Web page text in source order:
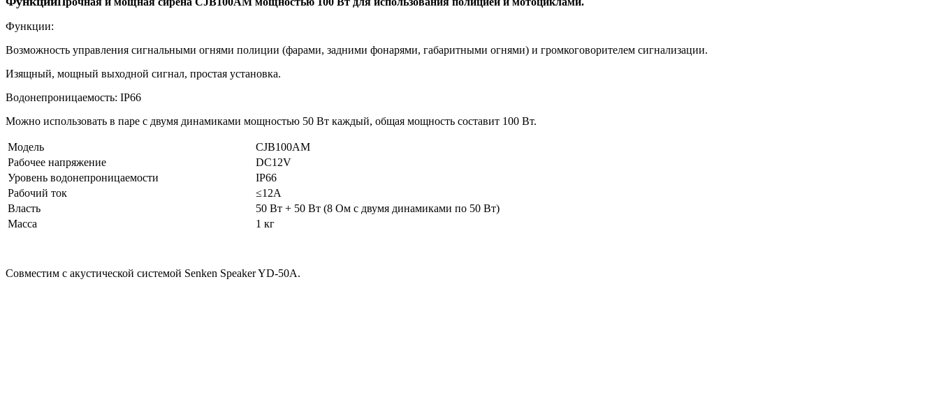
Функции:
Возможность управления сигнальными огнями полиции (фарами, задними фонарями, габаритными огнями) и громкоговорителем сигнализации.
Изящный, мощный выходной сигнал, простая установка.
Водонепроницаемость: IP66
Можно использовать в паре с двумя динамиками мощностью 50 Вт каждый, общая мощность составит 100 Вт.
Модель
CJB100AM
Рабочее напряжение
DC12V
Уровень водонепроницаемости
IP66
Рабочий ток
≤12А
Власть
50 Вт + 50 Вт (8 Ом с двумя динамиками по 50 Вт)
Масса
1 кг
Совместим с акустической системой Senken Speaker YD-50A.